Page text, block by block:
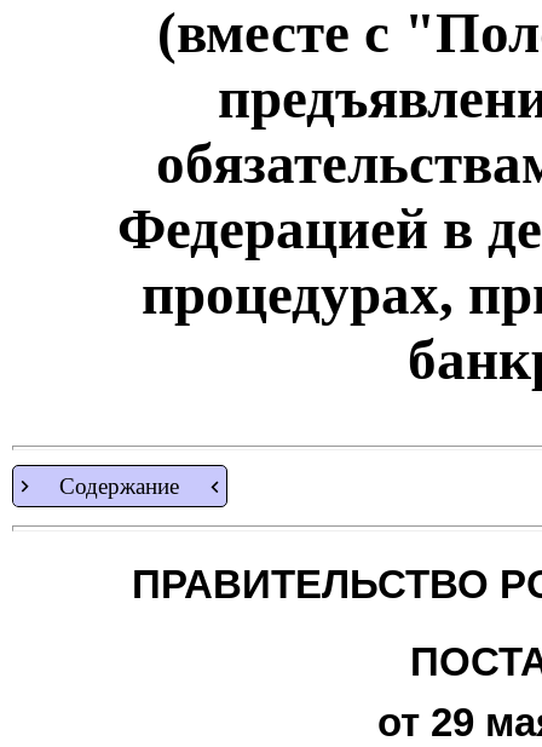
(вместе с
Федерацией в
процедурах,
Содержание
ПРАВИТЕЛЬСТВО
от 29